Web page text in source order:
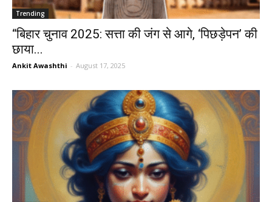
Trending
“बिहार चुनाव 2025: सत्ता की जंग से आगे, ‘पिछड़ेपन’ की
छाया...
Ankit Awashthi - August 17, 2025